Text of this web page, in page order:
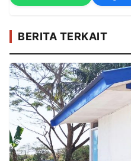
BERITA TERKAIT